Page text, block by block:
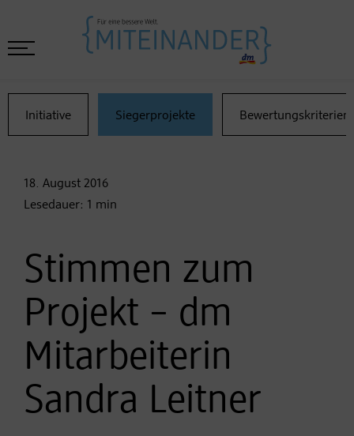
Initiative Siegerprojekte Bewertungskriterien
18. August 2016
Lesedauer: 1 min
Stimmen zum
Projekt – dm
Mitarbeiterin
Sandra Leitner